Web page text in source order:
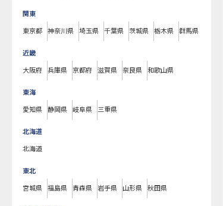
関東
東京都 神奈川県 埼玉県 千葉県 茨城県 栃木県 群馬県
近畿
大阪府 兵庫県 京都府 滋賀県 奈良県 和歌山県
東海
愛知県 静岡県 岐阜県 三重県
北海道
北海道
東北
宮城県 福島県 青森県 岩手県 山形県 秋田県